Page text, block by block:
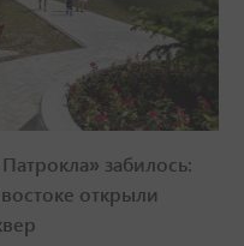
забилось:
открыли